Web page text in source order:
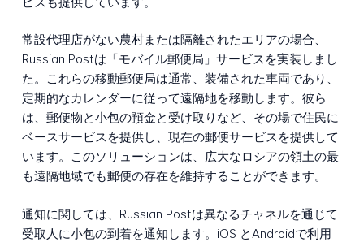
常設代理店がない農村または隔離されたエリアの場合、
Russian Postは「モバイル郵便局」サービスを実装しまし
た。これらの移動郵便局は通常、装備された車両であり、
定期的なカレンダーに従って遠隔地を移動します。彼ら
は、郵便物と小包の預金と受け取りなど、その場で住民に
ベースサービスを提供し、現在の郵便サービスを提供して
います。このソリューションは、広大なロシアの領土の最
も遠隔地域でも郵便の存在を維持することができます。
通知に関しては、Russian Postは異なるチャネルを通じて
受取人に小包の到着を通知します。iOS とAndroidで利用